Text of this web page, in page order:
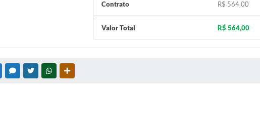
Contrato
R$ 564,00
Valor Total R$ 564,00
FACEBOOKMESSENGER
TWITTERWHATSAPP